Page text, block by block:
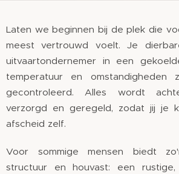
Laten we beginnen bij de plek die
meest vertrouwd voelt. Je
uitvaartondernemer in een
temperatuur en omstandigheden
gecontroleerd. Alles wordt
verzorgd en geregeld, zodat jij je
afscheid zelf.
Voor sommige mensen biedt
structuur en houvast: een